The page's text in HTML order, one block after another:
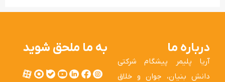
درباره ما
آریا پلیمر پیشگام شرکتی
دانش بنیان، جوان و خلاق
به ما ملحق شوید